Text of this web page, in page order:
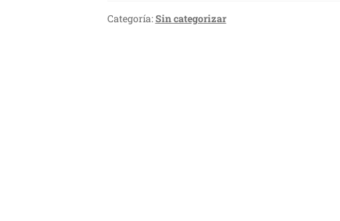
Categoría:Sin categorizar